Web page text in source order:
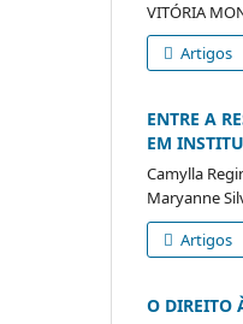
VITÓRIA
Artigos
ENTRE A
EM
Camylla
Maryanne
Artigos
O DIREITO